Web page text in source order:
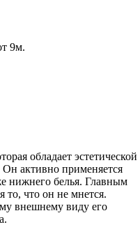
9м.
обладает эстетической
активно применяется
нижнего белья. Главным
то, что он не мнется.
внешнему виду его